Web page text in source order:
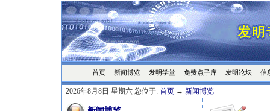
首页 新闻博览 发明学堂 免费点子库 发明论坛 信
2026年8月8日 星期六 您位于: 首页 → 新闻博览